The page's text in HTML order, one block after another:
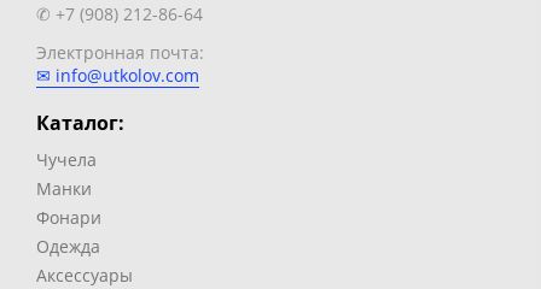
✆ +7 (908) 212-86-64
Электронная почта:
✉ info@utkolov.com
Каталог:
Чучела
Манки
Фонари
Одежда
Аксессуары